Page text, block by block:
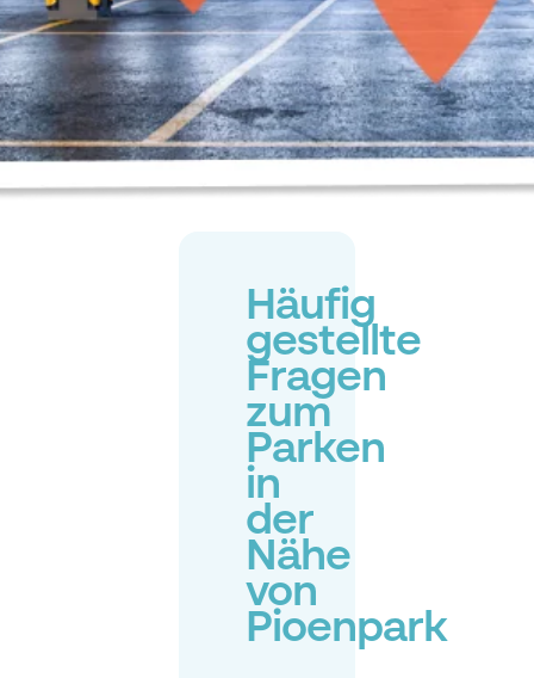
Häufig
gestellte
Fragen
zum
Parken
in
der
Nähe
von
Pioenpark